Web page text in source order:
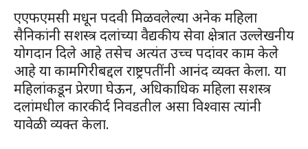
एएफएमसी मधून पदवी मिळवलेल्या अनेक महिला
सैनिकांनी सशस्त्र दलांच्या वैद्यकीय सेवा क्षेत्रात उल्लेखनीय
योगदान दिले आहे तसेच अत्यंत उच्च पदांवर काम केले
आहे या कामगिरीबद्दल राष्ट्रपतींनी आनंद व्यक्त केला. या
महिलांकडून प्रेरणा घेऊन, अधिकाधिक महिला सशस्त्र
दलांमधील कारकीर्द निवडतील असा विश्वास त्यांनी
यावेळी व्यक्त केला.